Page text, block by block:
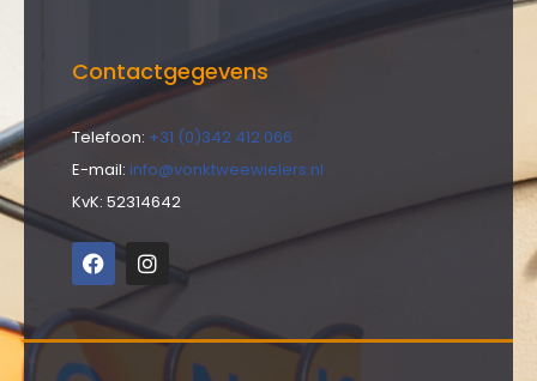
Contactgegevens
Telefoon: +31 (0)342 412 066
E-mail: info@vonktweewielers.nl
KvK: 52314642